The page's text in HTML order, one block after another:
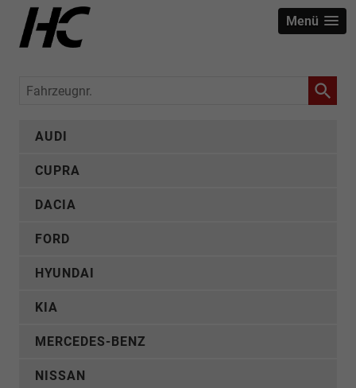
Menü
Fahrzeugnr.
AUDI
CUPRA
DACIA
FORD
HYUNDAI
KIA
MERCEDES-BENZ
NISSAN